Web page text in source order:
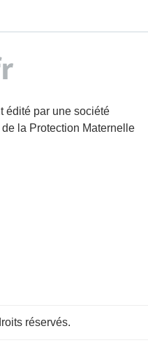
édité par une société
la Protection Maternelle
réservés.